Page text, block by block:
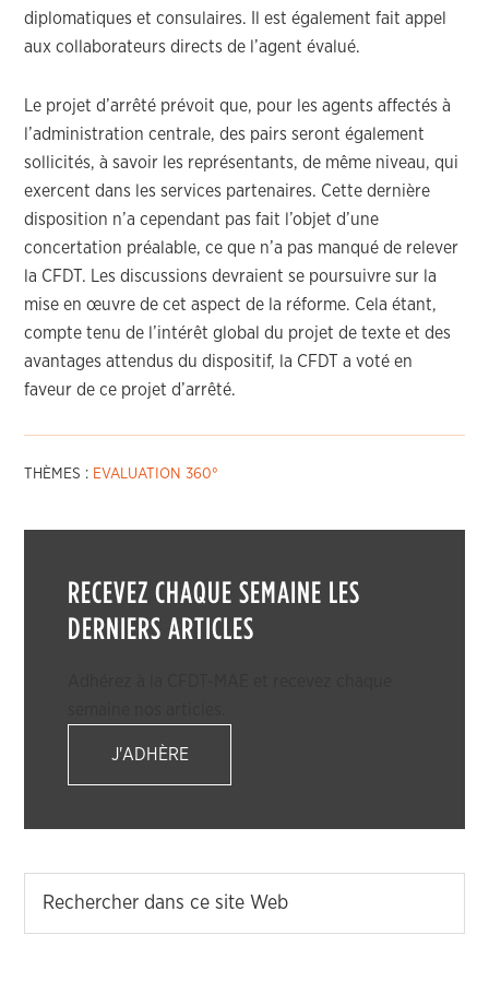
diplomatiques et consulaires. Il est également fait appel
aux collaborateurs directs de l’agent évalué.
Le projet d’arrêté prévoit que, pour les agents affectés à
l’administration centrale, des pairs seront également
sollicités, à savoir les représentants, de même niveau, qui
exercent dans les services partenaires. Cette dernière
disposition n’a cependant pas fait l’objet d’une
concertation préalable, ce que n’a pas manqué de relever
la CFDT. Les discussions devraient se poursuivre sur la
mise en œuvre de cet aspect de la réforme. Cela étant,
compte tenu de l’intérêt global du projet de texte et des
avantages attendus du dispositif, la CFDT a voté en
faveur de ce projet d’arrêté.
THÈMES : EVALUATION 360°
RECEVEZ CHAQUE SEMAINE LES
DERNIERS ARTICLES
J'ADHÈRE